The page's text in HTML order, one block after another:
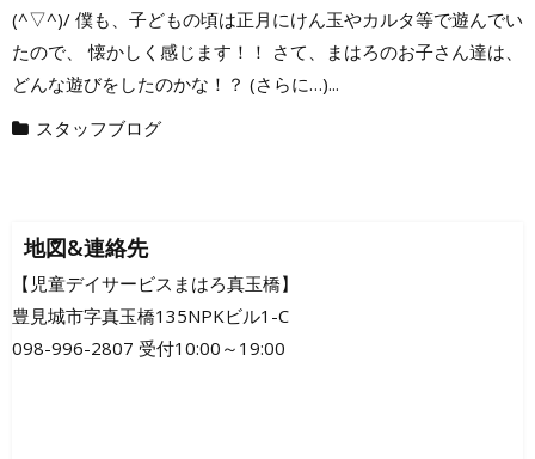
(^▽^)/ 僕も、子どもの頃は正月にけん玉やカルタ等で遊んでい
たので、 懐かしく感じます！！ さて、まはろのお子さん達は、
どんな遊びをしたのかな！？ (さらに…)...
スタッフブログ
地図&連絡先
【児童デイサービスまはろ真玉橋】
豊見城市字真玉橋135NPKビル1-C
098-996-2807 受付10:00～19:00